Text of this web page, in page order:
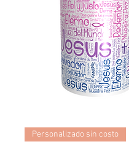
Personalizado sin costo